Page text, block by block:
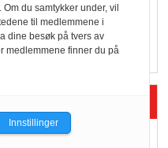
1 milliard i
2025
du samtykker under, vil
til medlemmene i
dine besøk på tvers av
medlemmene finner du på
Innstillinger